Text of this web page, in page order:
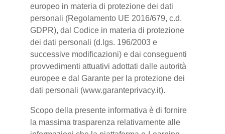
europeo in materia di protezione dei dati
personali (Regolamento UE 2016/679, c.d.
GDPR), dal Codice in materia di protezione
dei dati personali (d.lgs. 196/2003 e
successive modificazioni) e dai conseguenti
provvedimenti attuativi adottati dalle autorità
europee e dal Garante per la protezione dei
dati personali (www.garanteprivacy.it).
Scopo della presente informativa è di fornire
la massima trasparenza relativamente alle